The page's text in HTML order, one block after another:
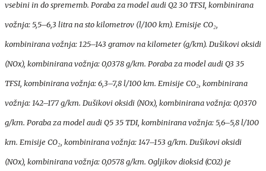
vsebini in do sprememb. Poraba za model audi Q2 30 TFSI, kombinirana
vožnja: 5,5–6,3 litra na sto kilometrov (l/100 km). Emisije CO₂,
kombinirana vožnja: 125–143 gramov na kilometer (g/km). Dušikovi oksidi
(NOx), kombinirana vožnja: 0,0378 g/km. Poraba za model audi Q3 35
TFSI, kombinirana vožnja: 6,3–7,8 l/100 km. Emisije CO₂, kombinirana
vožnja: 142–177 g/km. Dušikovi oksidi (NOx), kombinirana vožnja: 0,0370
g/km. Poraba za model audi Q5 35 TDI, kombinirana vožnja: 5,6–5,8 l/100
km. Emisije CO₂, kombinirana vožnja: 147–153 g/km. Dušikovi oksidi
(NOx), kombinirana vožnja: 0,0578 g/km. Ogljikov dioksid (CO2) je